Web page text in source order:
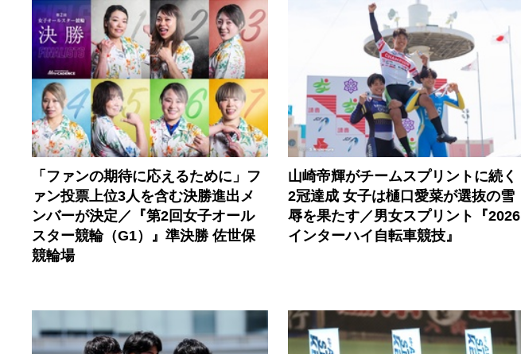
「ファンの期待に応えるために」フ
ァン投票上位3人を含む決勝進出メ
ンバーが決定／『第2回女子オール
スター競輪（G1）』準決勝 佐世保
競輪場
山崎帝輝がチームスプリントに続く
2冠達成 女子は樋口愛菜が選抜の雪
辱を果たす／男女スプリント『2026
インターハイ自転車競技』